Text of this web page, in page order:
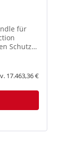
für
Schutz
17.463,36 €